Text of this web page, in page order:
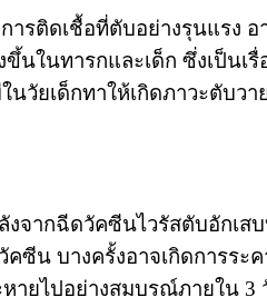
ารติดเชื้อที่ตับอย่างรุนแรง อ
นในทารกและเด็ก ซึ่งเป็นเ
นวัยเด็กทาให้เกิดภาวะตับวา
จากฉีดวัคซีนไวรัสตับอักเสบ
น บางครั้งอาจเกิดการระ
หายไปอย่างสมบูรณ์ภายใน 3